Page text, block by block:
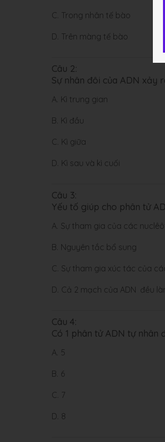
C. Trong nhân tế bào
D. Trên màng tế bào
Câu 2:
Sự nhân đôi của ADN xảy
A. Kì trung gian
B. Kì đầu
C. Kì giữa
D. Kì sau và kì cuối
Câu 3:
Yếu tố giúp cho phân tử
A. Sự tham gia của các
B. Nguyên tắc bổ sung
C. Sự tham gia xúc tác của
D. Cả 2 mạch của ADN đều
Câu 4:
Có 1 phân tử ADN tự
A. 5
B. 6
C. 7
D. 8